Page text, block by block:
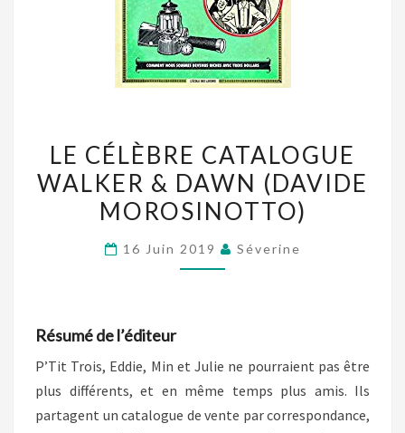
CÉLÈBRE
CATALOGUE
WALKER
DAWN
LE CÉLÈBRE CATALOGUE
WALKER & DAWN (DAVIDE
MOROSINOTTO)
16 Juin 2019 Séverine
Résumé de l’éditeur
P’Tit Trois, Eddie, Min et Julie ne pourraient pas être
plus différents, et en même temps plus amis. Ils
partagent un catalogue de vente par correspondance,